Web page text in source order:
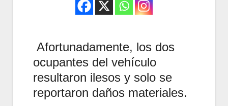
Afortunadamente, los dos
ocupantes del vehículo
resultaron ilesos y solo se
reportaron daños materiales.